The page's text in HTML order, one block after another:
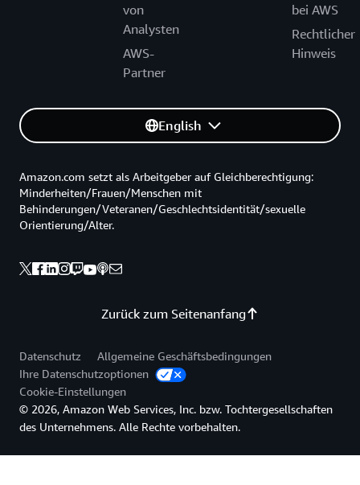
von
Analysten
AWS-
Partner
bei AWS
Rechtlicher
Hinweis
English
Zurück zum Seitenanfang
Amazon.com setzt als Arbeitgeber auf Gleichberechtigung:
Minderheiten/Frauen/Menschen mit
Behinderungen/Veteranen/Geschlechtsidentität/sexuelle
Orientierung/Alter.
Datenschutz
Allgemeine Geschäftsbedingungen
Ihre Datenschutzoptionen
Cookie-Einstellungen
© 2026, Amazon Web Services, Inc. bzw. Tochtergesellschaften
des Unternehmens. Alle Rechte vorbehalten.